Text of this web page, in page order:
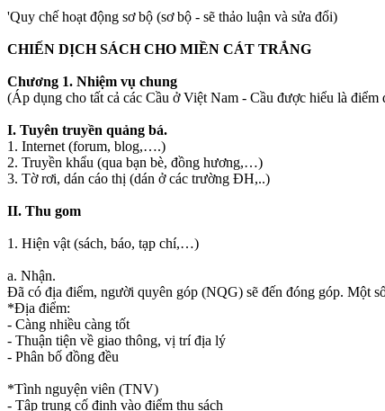
'Quy chế hoạt động sơ bộ (sơ bộ - sẽ thảo luận và sửa đổi)
CHIẾN DỊCH SÁCH CHO MIỀN CÁT TRẮNG
Chương 1. Nhiệm vụ chung
(Áp dụng cho tất cả các Cầu ở Việt Nam - Cầu được hiểu là
I. Tuyên truyền quảng bá.
1. Internet (forum, blog,….)
2. Truyền khẩu (qua bạn bè, đồng hương,…)
3. Tờ rơi, dán cáo thị (dán ở các trường ĐH,..)
II. Thu gom
1. Hiện vật (sách, báo, tạp chí,…)
a. Nhận.
Đã có địa điểm, người quyên góp (NQG) sẽ đến đóng góp. Một
*Địa điểm:
- Càng nhiều càng tốt
- Thuận tiện về giao thông, vị trí địa lý
- Phân bố đồng đều
*Tình nguyện viên (TNV)
- Tập trung cố định vào điểm thu sách